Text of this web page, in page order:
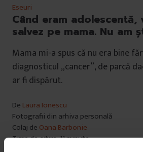
Eseuri
Când eram adolescentă,
salvez pe mama. Nu am
Mama mi-a spus că nu era bine
diagnosticul „cancer”, de parcă
ar fi dispărut.
De Laura Ionescu
Fotografii din arhiva personală
Colaj de Oana Barbonie
Timp de citire: 11 minute